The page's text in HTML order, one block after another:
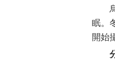
眠。
開始